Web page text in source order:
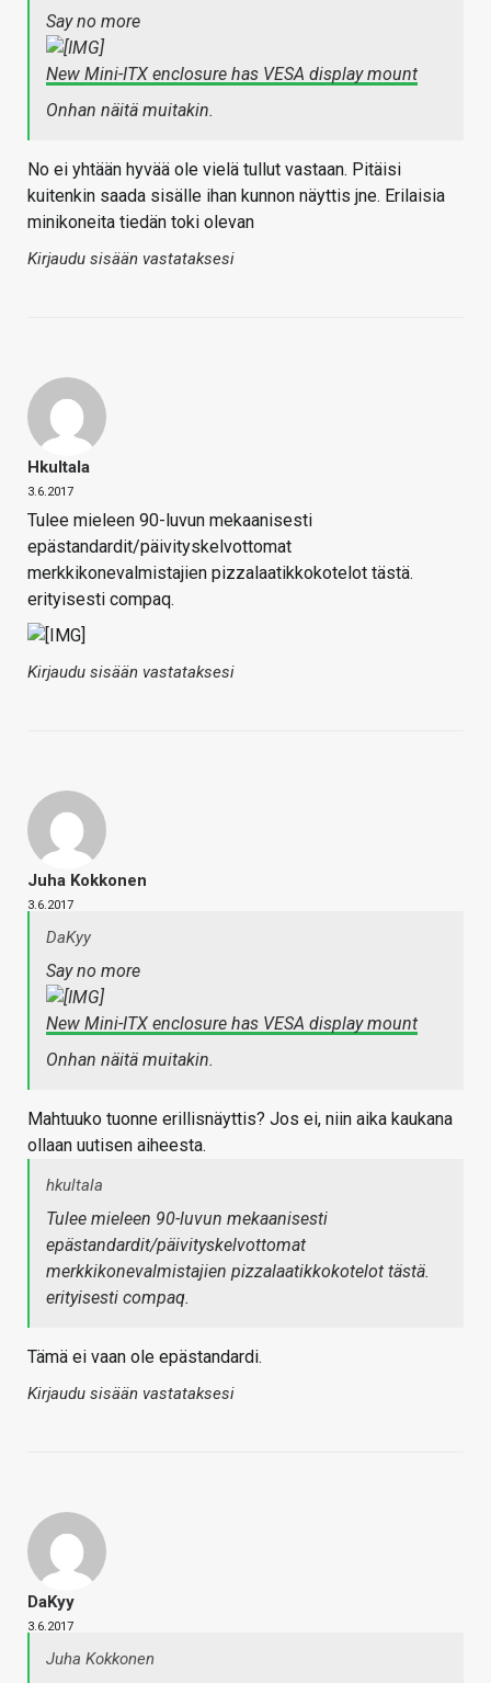
Say no more
New Mini-ITX enclosure has VESA display mount
Onhan näitä muitakin.
No ei yhtään hyvää ole vielä tullut vastaan. Pitäisi
kuitenkin saada sisälle ihan kunnon näyttis jne. Erilaisia
minikoneita tiedän toki olevan
Kirjaudu sisään vastataksesi
Hkultala
3.6.2017
Tulee mieleen 90-luvun mekaanisesti
epästandardit/päivityskelvottomat
merkkikonevalmistajien pizzalaatikkokotelot tästä.
erityisesti compaq.
Kirjaudu sisään vastataksesi
Juha Kokkonen
3.6.2017
DaKyy
Say no more
New Mini-ITX enclosure has VESA display mount
Onhan näitä muitakin.
Mahtuuko tuonne erillisnäyttis? Jos ei, niin aika kaukana
ollaan uutisen aiheesta.
hkultala
Tulee mieleen 90-luvun mekaanisesti
epästandardit/päivityskelvottomat
merkkikonevalmistajien pizzalaatikkokotelot tästä.
erityisesti compaq.
Tämä ei vaan ole epästandardi.
Kirjaudu sisään vastataksesi
DaKyy
3.6.2017
Juha Kokkonen